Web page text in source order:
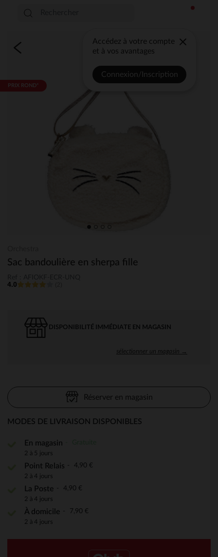
Accédez à votre compte
et à vos avantages
Connexion/Inscription
PRIX ROND*
Sac bandoulière en sherpa fille
4.0
DISPONIBILITÉ IMMÉDIATE EN MAGASIN
sélectionner un magasin →
Réserver en magasin
MODES DE LIVRAISON DISPONIBLES
En magasin
2 à 5 jours
Point Relais 4,90 €
2 à 4 jours
La Poste 4,90 €
2 à 4 jours
À domicile 7,90 €
2 à 4 jours